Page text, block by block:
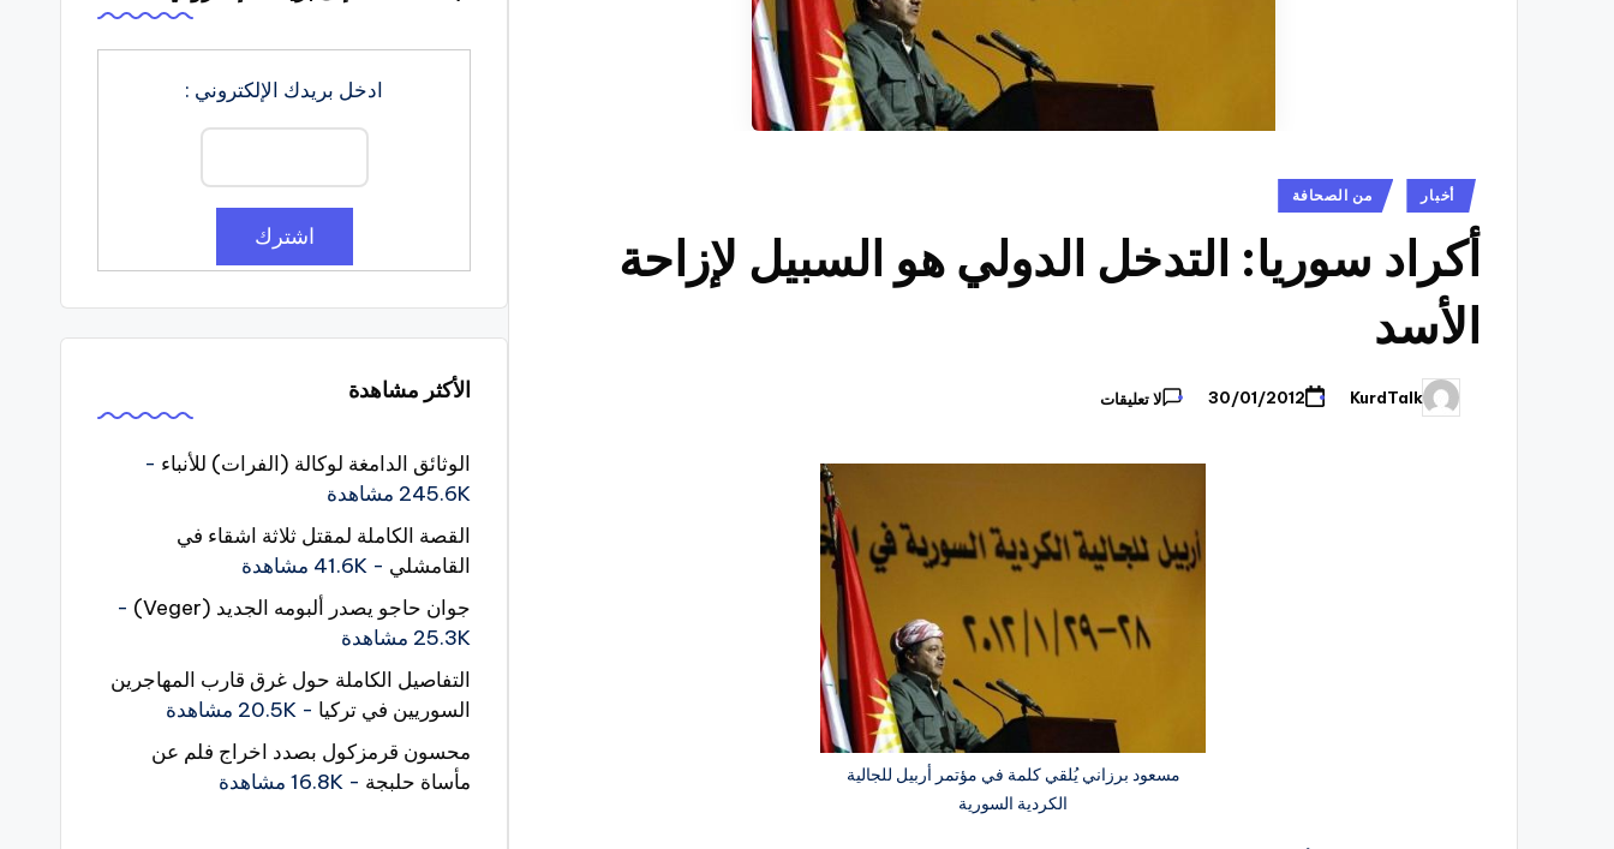
نُشر
في
أخبار من الصحافة
أكراد سوريا: التدخل الدولي هو السبيل لإزاحة
الأسد
تمّ
النشر
KurdTalk
30/01/2012 لا تعليقات
مسعود برزاني يُلقي كلمة في مؤتمر أربيل للجالية
الكردية السورية
ادخل بريدك الإلكتروني :
الأكثر مشاهدة
الوثائق الدامغة لوكالة (الفرات) للأنباء -
245.6K مشاهدة
القصة الكاملة لمقتل ثلاثة اشقاء في
القامشلي - 41.6K مشاهدة
جوان حاجو يصدر ألبومه الجديد (Veger)
-
25.3K مشاهدة
التفاصيل الكاملة حول غرق قارب المهاجرين
السوريين في تركيا - 20.5K مشاهدة
محسون قرمزكول بصدد اخراج فلم عن
مأساة حلبجة - 16.8K مشاهدة